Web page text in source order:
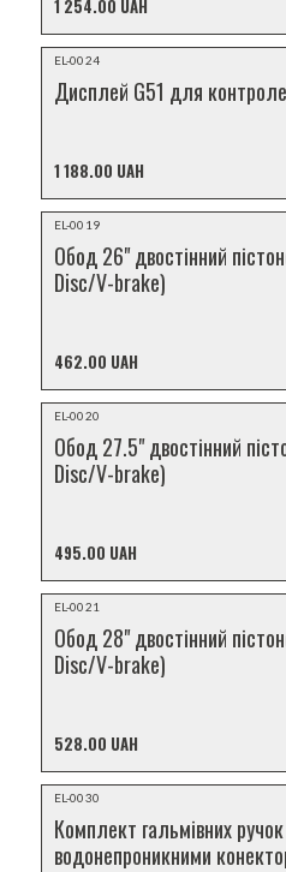
1 254.00 UAH
НОВИНКА
EL-0024
Дисплей G51 для
1 188.00 UAH
НОВИНКА
EL-0019
Обод 26" двостінний
Disc/V-brake)
462.00 UAH
НОВИНКА
EL-0020
Обод 27.5" двостінний
Disc/V-brake)
495.00 UAH
НОВИНКА
EL-0021
Обод 28" двостінний
Disc/V-brake)
528.00 UAH
НОВИНКА
EL-0030
Комплект гальмівних
водонепроникними